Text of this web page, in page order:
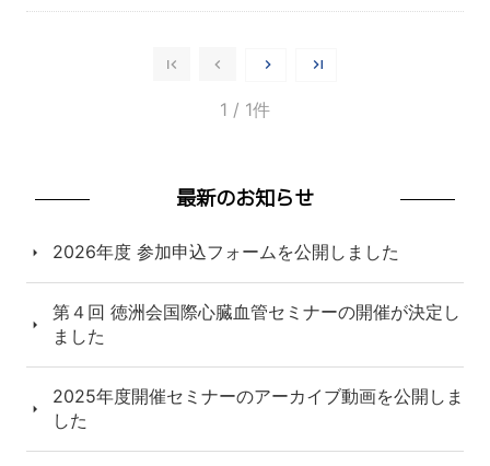
1 / 1件
最新のお知らせ
2026年度 参加申込フォームを公開しました
第４回 徳洲会国際心臓血管セミナーの開催が決定し
ました
2025年度開催セミナーのアーカイブ動画を公開しま
した